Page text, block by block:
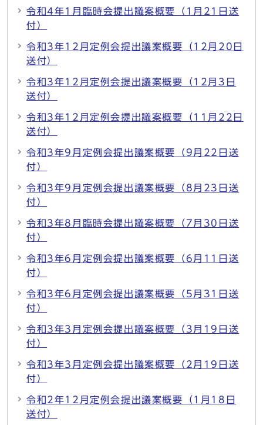
令和4年1月臨時会提出議案概要（1月21日送
付）
令和3年12月定例会提出議案概要（12月20日
送付）
令和3年12月定例会提出議案概要（12月3日
送付）
令和3年12月定例会提出議案概要（11月22日
送付）
令和3年9月定例会提出議案概要（9月22日送
付）
令和3年9月定例会提出議案概要（8月23日送
付）
令和3年8月臨時会提出議案概要（7月30日送
付）
令和3年6月定例会提出議案概要（6月11日送
付）
令和3年6月定例会提出議案概要（5月31日送
付）
令和3年3月定例会提出議案概要（3月19日送
付）
令和3年3月定例会提出議案概要（2月19日送
付）
令和2年12月定例会提出議案概要（1月18日
送付）